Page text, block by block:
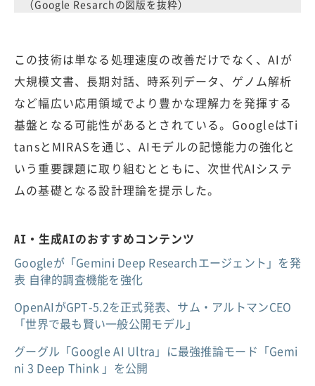
（Google Resarchの図版を抜粋）
この技術は単なる処理速度の改善だけでなく、AIが
大規模文書、長期対話、時系列データ、ゲノム解析
など幅広い応用領域でより豊かな理解力を発揮する
基盤となる可能性があるとされている。GoogleはTi
tansとMIRASを通じ、AIモデルの記憶能力の強化と
いう重要課題に取り組むとともに、次世代AIシステ
ムの基礎となる設計理論を提示した。
AI・生成AIのおすすめコンテンツ
Googleが「Gemini Deep Researchエージェント」を発
表 自律的調査機能を強化
OpenAIがGPT-5.2を正式発表、サム・アルトマンCEO
「世界で最も賢い一般公開モデル」
グーグル「Google AI Ultra」に最強推論モード「Gemi
ni 3 Deep Think 」を公開